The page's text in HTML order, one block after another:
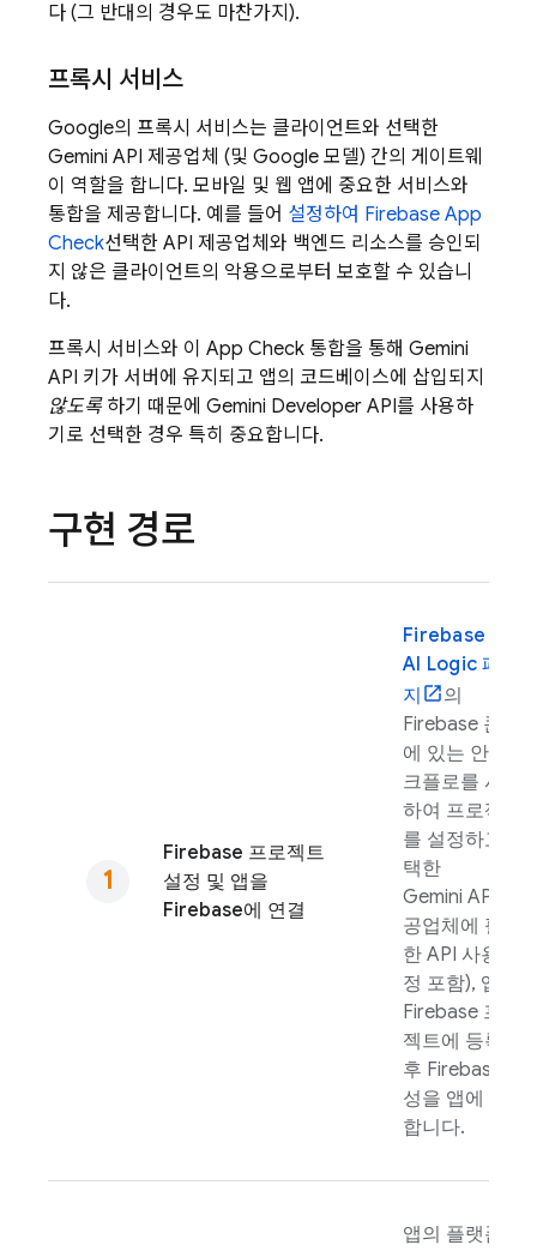
다 (그 반대의 경우도 마찬가지).
프록시 서비스
Google의 프록시 서비스는 클라이언트와 선택한
Gemini API 제공업체 (및 Google 모델) 간의 게이트웨
이 역할을 합니다. 모바일 및 웹 앱에 중요한 서비스와
통합을 제공합니다. 예를 들어 설정하여 Firebase App
Check선택한 API 제공업체와 백엔드 리소스를 승인되
지 않은 클라이언트의 악용으로부터 보호할 수 있습니
다.
프록시 서비스와 이 App Check 통합을 통해 Gemini
API 키가 서버에 유지되고 앱의 코드베이스에 삽입되지
않도록 하기 때문에 Gemini Developer API를 사용하
기로 선택한 경우 특히 중요합니다.
구현 경로
Firebase 프로젝트
설정 및 앱을
Firebase에 연결
Firebase
AI Logic 페이
지
의
Firebase 콘솔
에 있는 안내 워
크플로를 사용
하여 프로젝트
를 설정하고 (선
택한
Gemini API
공업체에 필요
한 API 사용 설
정 포함), 앱을
Firebase 프로
젝트에 등록한
후 Firebase 구
성을 앱에 추가
합니다.
앱의 플랫폼에